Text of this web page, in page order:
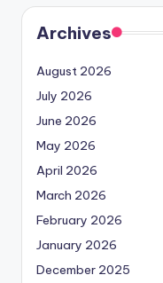
Archives
August 2026
July 2026
June 2026
May 2026
April 2026
March 2026
February 2026
January 2026
December 2025